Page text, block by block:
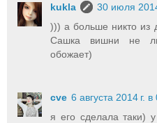
kukla
30 июля
))) а больше никто
Сашка вишни не
обожает)
cve 6 августа 2014 г. в
я его сделала таки)